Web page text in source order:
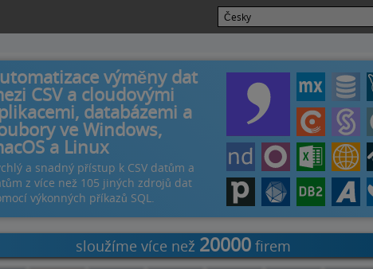
výměny dat
CSV a cloudovými
databázemi a
ve Windows,
a Linux
a snadný přístup k CSV datům a
z více než 105 jiných zdrojů dat
výkonných příkazů SQL.
sloužíme více než 20000 firem